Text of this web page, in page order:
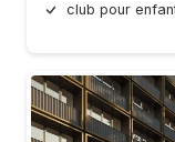
club pour